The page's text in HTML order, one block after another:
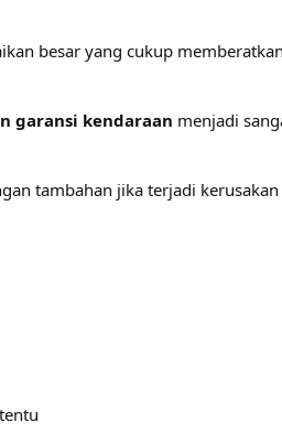
besar yang cukup
garansi kendaraan menjadi
tambahan jika terjadi